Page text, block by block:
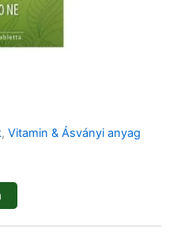
, Vitamin & Ásványi anyag